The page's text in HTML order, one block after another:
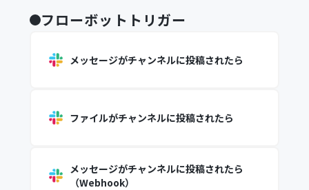
フローボットトリガー
メッセージがチャンネルに投稿されたら
ファイルがチャンネルに投稿されたら
メッセージがチャンネルに投稿されたら
（Webhook）